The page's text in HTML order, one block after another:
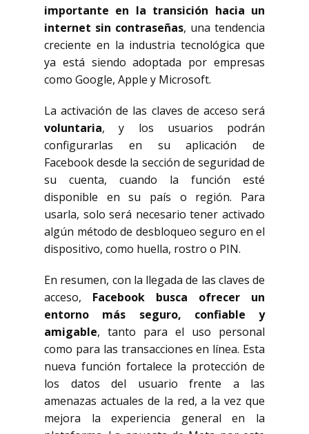
importante en la transición hacia un
internet sin contraseñas, una tendencia
creciente en la industria tecnológica que
ya está siendo adoptada por empresas
como Google, Apple y Microsoft.
La activación de las claves de acceso será
voluntaria, y los usuarios podrán
configurarlas en su aplicación de
Facebook desde la sección de seguridad de
su cuenta, cuando la función esté
disponible en su país o región. Para
usarla, solo será necesario tener activado
algún método de desbloqueo seguro en el
dispositivo, como huella, rostro o PIN.
En resumen, con la llegada de las claves de
acceso, Facebook busca ofrecer un
entorno más seguro, confiable y
amigable, tanto para el uso personal
como para las transacciones en línea. Esta
nueva función fortalece la protección de
los datos del usuario frente a las
amenazas actuales de la red, a la vez que
mejora la experiencia general en la